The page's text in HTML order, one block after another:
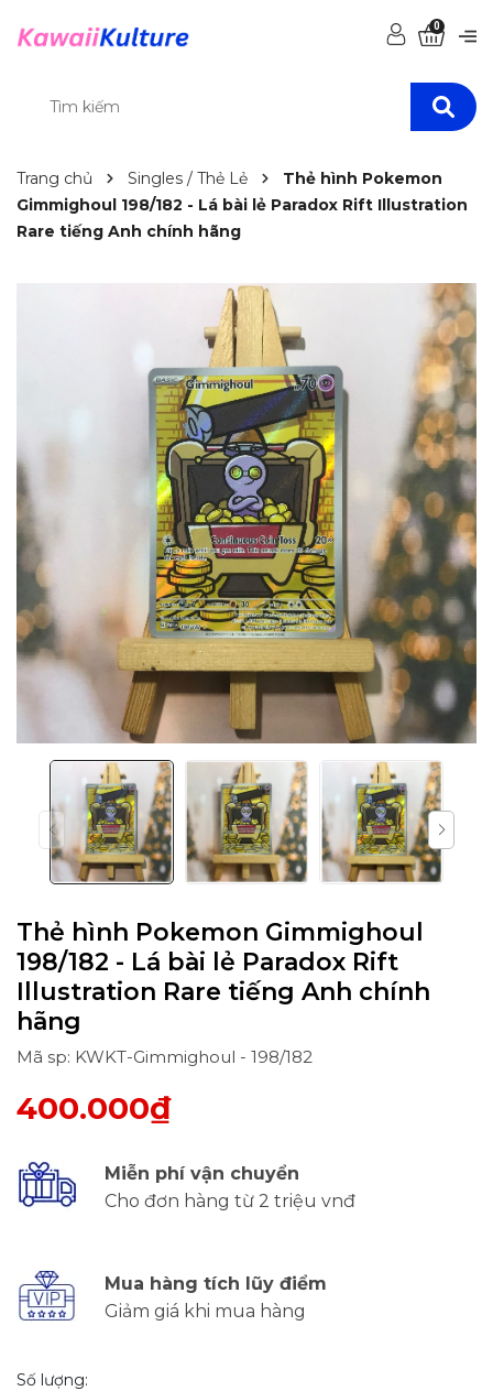
0
Trang chủ Singles / Thẻ Lẻ
Thẻ hình Pokemon
Gimmighoul 198/182 - Lá bài lẻ Paradox Rift Illustration
Rare tiếng Anh chính hãng
Thẻ hình Pokemon Gimmighoul
198/182 - Lá bài lẻ Paradox Rift
Illustration Rare tiếng Anh chính
hãng
Mã sp: KWKT-Gimmighoul - 198/182
400.000₫
Miễn phí vận chuyển
Cho đơn hàng từ 2 triệu vnđ
Mua hàng tích lũy điểm
Giảm giá khi mua hàng
Số lượng: